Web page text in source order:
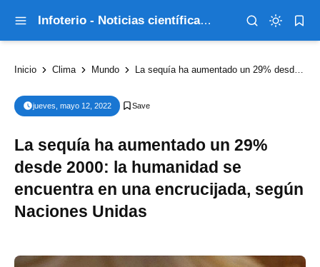
Infoterio - Noticias científicas que explican el mundo
Inicio Clima Mundo La sequía ha aumentado un 29% desde 2000: la humanidad se encuentra en una encrucijada, según Naciones Unidas
jueves, mayo 12, 2022
La sequía ha aumentado un 29%
desde 2000: la humanidad se
encuentra en una encrucijada, según
Naciones Unidas